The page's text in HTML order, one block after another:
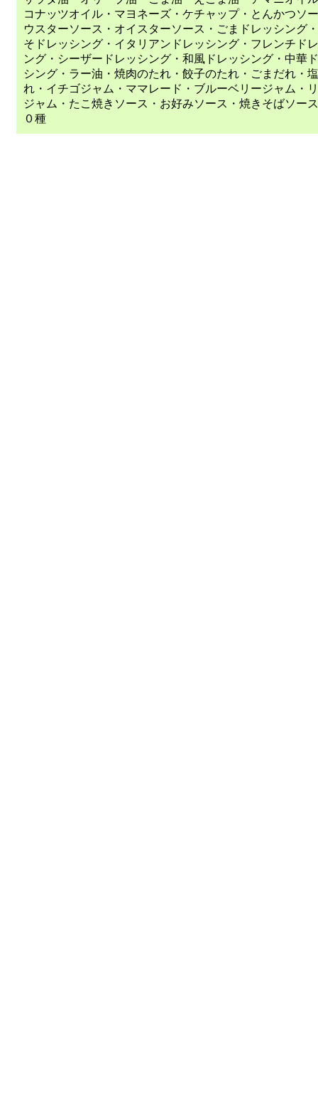
コナッツオイル・マヨネーズ・ケチャップ・とんかつソ
ウスターソース・オイスターソース・ごまドレッシング
そドレッシング・イタリアンドレッシング・フレンチド
ング・シーザードレッシング・和風ドレッシング・中華
シング・ラー油・焼肉のたれ・餃子のたれ・ごまだれ・
れ・イチゴジャム・ママレード・ブルーベリージャム・
ジャム・たこ焼きソース・お好みソース・焼きそばソー
０種